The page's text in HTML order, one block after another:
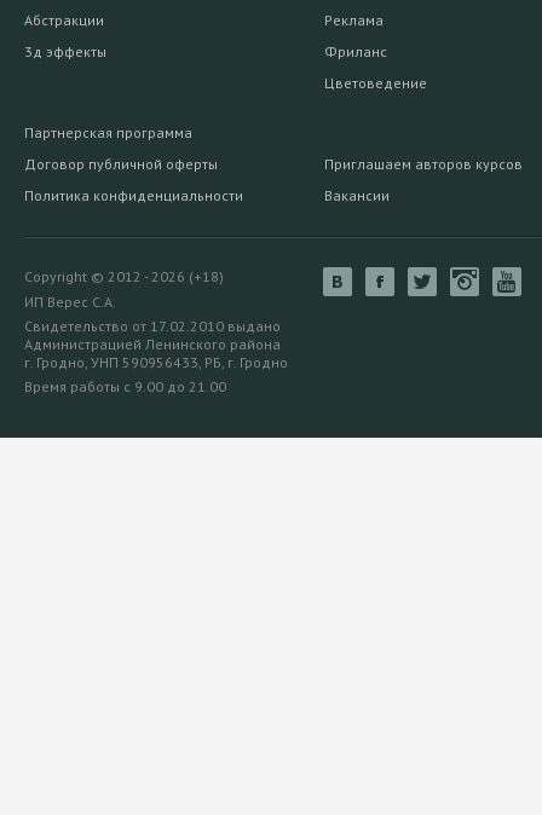
Абстракции
3д эффекты
Реклама
Фриланс
Цветоведение
Партнерская программа
Договор публичной оферты
Политика конфиденциальности
Приглашаем авторов курсов
Вакансии
Copyright © 2012 - 2026 (+18)
ИП Верес С.А.
Свидетельство от 17.02.2010 выдано
Администрацией Ленинского района
г. Гродно, УНП 590956433, РБ, г. Гродно
Время работы с 9.00 до 21.00